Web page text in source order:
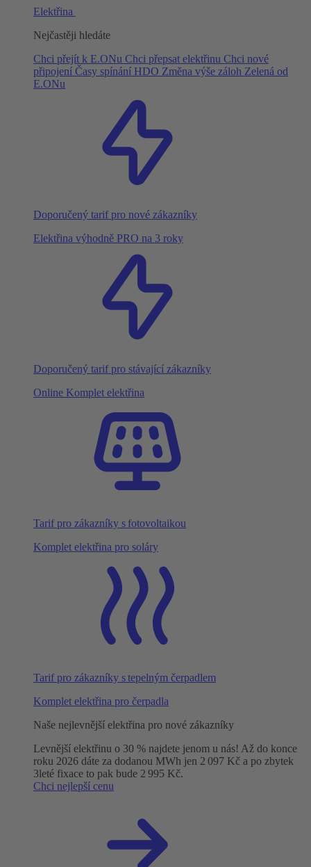
Elektřina
Nejčastěji hledáte
Chci přejít k E.ONu Chci přepsat elektřinu Chci nové
připojení Časy spínání HDO Změna výše záloh Zelená od
E.ONu
Doporučený tarif pro nové zákazníky
Elektřina výhodně PRO na 3 roky
Doporučený tarif pro stávající zákazníky
Online Komplet elektřina
Tarif pro zákazníky s fotovoltaikou
Komplet elektřina pro soláry
Tarif pro zákazníky s tepelným čerpadlem
Komplet elektřina pro čerpadla
Naše nejlevnější elektřina pro nové zákazníky
Levnější elektřinu o 30 % najdete jenom u nás! Až do konce
roku 2026 dáte za dodanou MWh jen 2 097 Kč a po zbytek
3leté fixace to pak bude 2 995 Kč.
Chci nejlepší cenu